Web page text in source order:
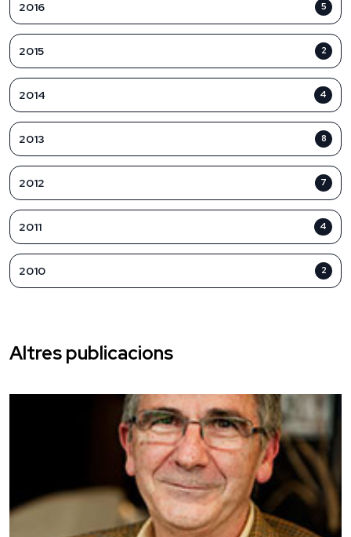
2016 5
2015 2
2014 4
2013 8
2012 7
2011 4
2010 2
Altres publicacions